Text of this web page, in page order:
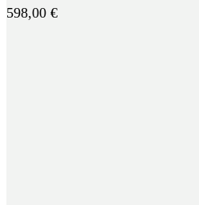
598,00 €